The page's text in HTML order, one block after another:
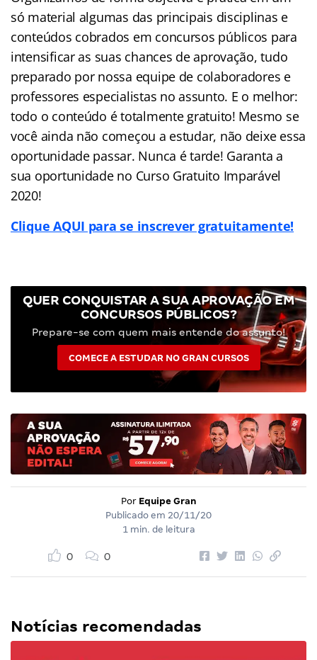
só material algumas das principais disciplinas e
conteúdos cobrados em concursos públicos para
intensificar as suas chances de aprovação, tudo
preparado por nossa equipe de colaboradores e
professores especialistas no assunto. E o melhor:
todo o conteúdo é totalmente gratuito! Mesmo se
você ainda não começou a estudar, não deixe essa
oportunidade passar. Nunca é tarde! Garanta a
sua oportunidade no Curso Gratuito Imparável
2020!
Clique AQUI para se inscrever gratuitamente!
QUER CONQUISTAR A SUA APROVAÇÃO EM
CONCURSOS PÚBLICOS?
Prepare-se com quem mais entende do assunto!
COMECE A ESTUDAR NO GRAN CURSOS
Por Equipe Gran
Publicado em 20/11/20
1 min. de leitura
0 0
Notícias recomendadas